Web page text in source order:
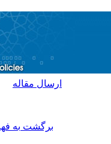
برگشت به